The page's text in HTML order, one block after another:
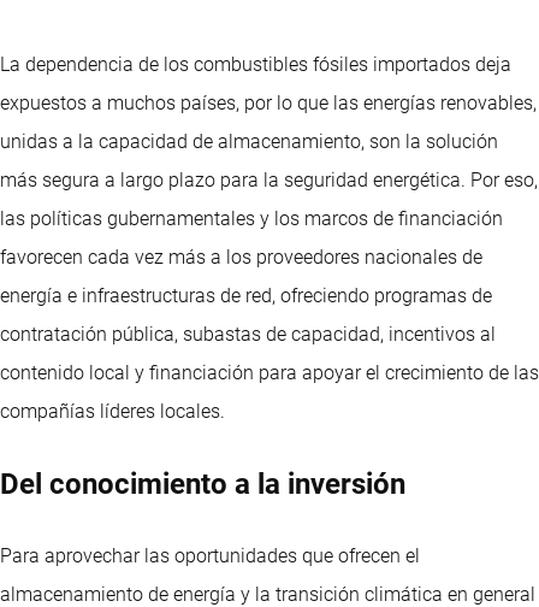
La dependencia de los combustibles fósiles importados deja
expuestos a muchos países, por lo que las energías renovables,
unidas a la capacidad de almacenamiento, son la solución
más segura a largo plazo para la seguridad energética. Por eso,
las políticas gubernamentales y los marcos de financiación
favorecen cada vez más a los proveedores nacionales de
energía e infraestructuras de red, ofreciendo programas de
contratación pública, subastas de capacidad, incentivos al
contenido local y financiación para apoyar el crecimiento de las
compañías líderes locales.
Del conocimiento a la inversión
Para aprovechar las oportunidades que ofrecen el
almacenamiento de energía y la transición climática en general